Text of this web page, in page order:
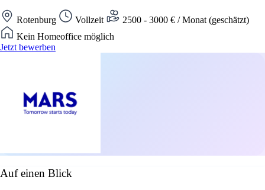
Rotenburg Vollzeit
2500 - 3000 € / Monat (geschätzt)
Kein Homeoffice möglich
Jetzt bewerben
Auf einen Blick